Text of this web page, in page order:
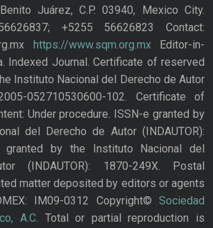
Juárez, C.P. 03940, Mexico City.
+5255 56626823 Contact:
https://www.sqm.org.mxEditor-in-
Indexed Journal. Certificate of reserved
Instituto Nacional del Derecho de Autor
052710530600-102. Certificate of
Under procedure. ISSN-e granted by
del Derecho de Autor (INDAUTOR):
granted by the Instituto Nacional del
(INDAUTOR): 1870-249X. Postal
matter deposited by editors or agents
IM09-0312 Copyright© Sociedad
A.C. Total or partial reproduction is